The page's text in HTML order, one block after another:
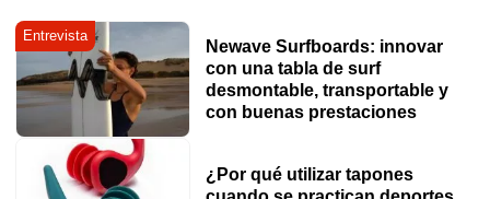
Entrevista
Newave Surfboards: innovar
con una tabla de surf
desmontable, transportable y
con buenas prestaciones
¿Por qué utilizar tapones